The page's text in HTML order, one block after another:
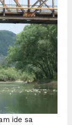
ide sa